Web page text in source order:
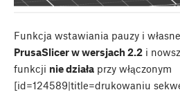
Funkcja wstawiania pauzy i
PrusaSlicer w wersjach 2.2 i
funkcji nie działa przy włączonym
[id=124589|title=drukowaniu